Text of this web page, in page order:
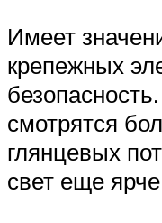
Имеет
крепежных
смотрятся
глянцевых
свет еще